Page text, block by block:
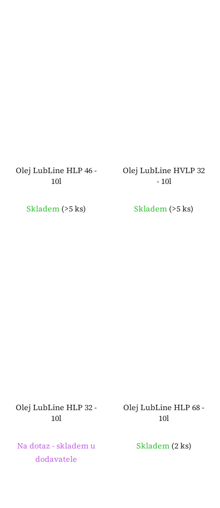
Olej LubLine HLP 46 -
10l
Skladem (>5 ks)
Olej LubLine HVLP 32
- 10l
Skladem (>5 ks)
Olej LubLine HLP 32 -
10l
Na dotaz - skladem u
dodavatele
Olej LubLine HLP 68 -
10l
Skladem (2 ks)